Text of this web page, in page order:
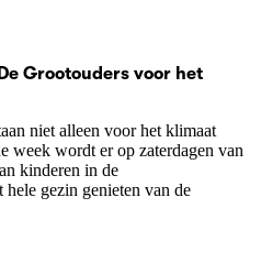
Grootouders voor het
niet alleen voor het klimaat
week wordt er op zaterdagen van
kinderen in de
gezin genieten van de